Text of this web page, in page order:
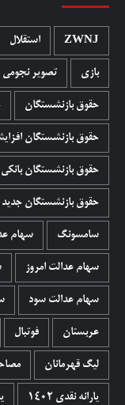
ZWNJ استقلال
بازی تصویر نجومی
حقوق بازنشستگان
حقوق بازنشستگان
حقوق بازنشستگان بانکی
حقوق بازنشستگان جدید
سامسونگ سهام
سهام عدالت امروز
سهام عدالت سود
عربستان فوتبال
لیگ قهرمانان
یارانه نقدی 1402